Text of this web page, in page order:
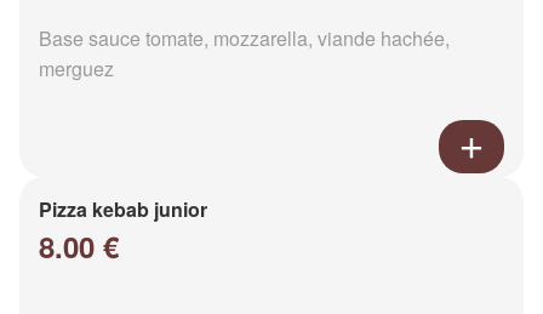
Base sauce tomate, mozzarella, viande hachée,
merguez
Pizza kebab junior
8.00 €